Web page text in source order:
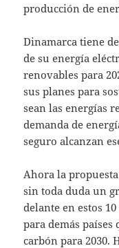
producción de
Dinamarca tiene
de su energía
renovables para
sus planes para
sean las energías
demanda de
seguro alcanzan
Ahora la
sin toda duda un
delante en estos
para demás países
carbón para 2030.